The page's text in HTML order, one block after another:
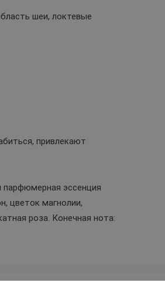
шеи, локтевые
привлекают
эссенция
цветок магнолии,
роза. Конечная нота: